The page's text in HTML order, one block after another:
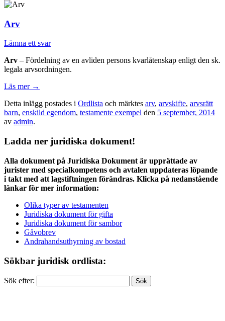
Arv
Lämna ett svar
Arv – Fördelning av en avliden persons kvarlåtenskap enligt den sk.
legala arvsordningen.
Läs mer →
Detta inlägg postades i Ordlista och märktes arv, arvskifte, arvsrätt
barn, enskild egendom, testamente exempel den 5 september, 2014
av admin.
Ladda ner juridiska dokument!
Alla dokument på Juridiska Dokument är upprättade av
jurister med specialkompetens och avtalen uppdateras löpande
i takt med att lagstiftningen förändras. Klicka på nedanstående
länkar för mer information:
Olika typer av testamenten
Juridiska dokument för gifta
Juridiska dokument för sambor
Gåvobrev
Andrahandsuthyrning av bostad
Sökbar juridisk ordlista:
Sök efter: